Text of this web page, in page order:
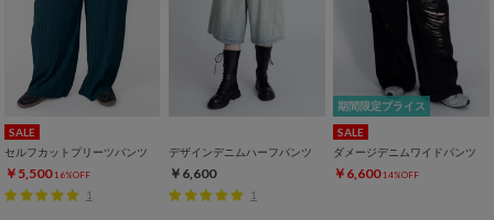
SALE
セルフカットプリーツパンツ
￥5,500 16%OFF
1
デザインデニムハーフパンツ
￥6,600
1
期間限定プライス
SALE
ダメージデニムワイドパンツ
￥6,600 14%OFF